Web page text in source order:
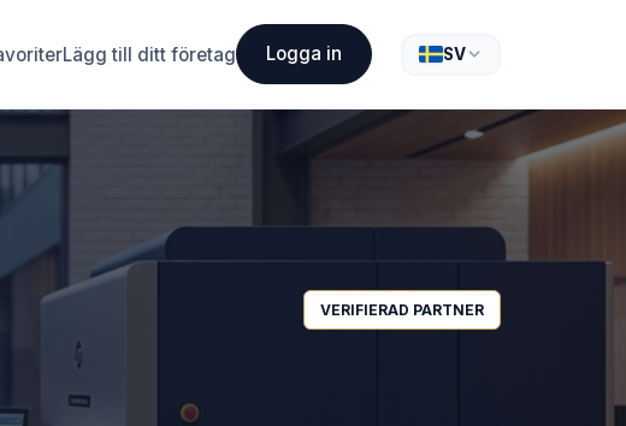
Lägg till ditt företag Logga in SV
VERIFIERAD PARTNER